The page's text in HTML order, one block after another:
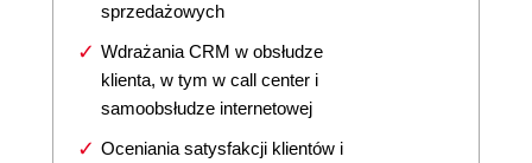
sprzedażowych
Wdrażania CRM w obsłudze
klienta, w tym w call center i
samoobsłudze internetowej
Oceniania satysfakcji klientów i